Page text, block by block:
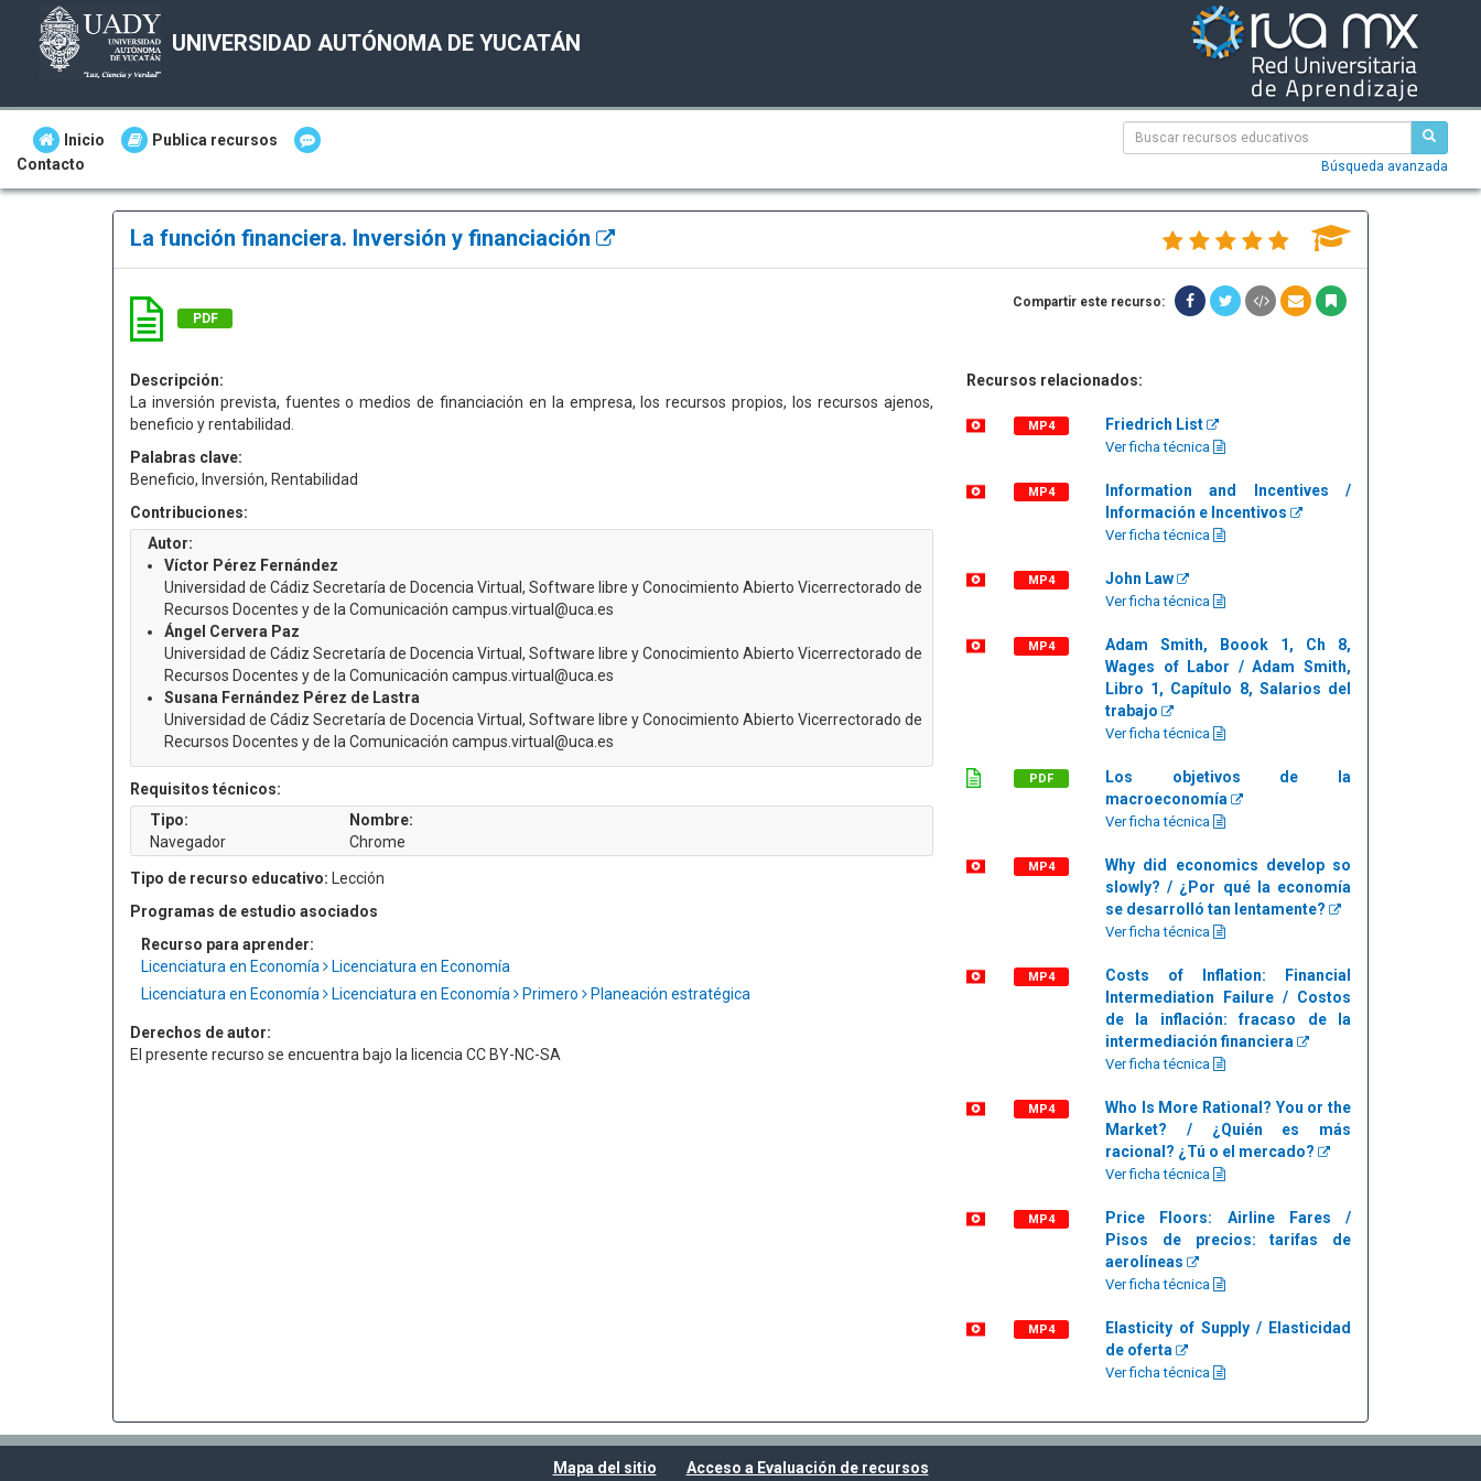
UNIVERSIDAD AUTÓNOMA DE YUCATÁN
Inicio
Publica recursos
Contacto
Búsqueda avanzada
La función financiera. Inversión y financiación
PDF
Compartir este recurso:
Descripción:
La inversión prevista, fuentes o medios de financiación en la empresa, los recursos propios, los recursos ajenos,
beneficio y rentabilidad.
Palabras clave:
Beneficio, Inversión, Rentabilidad
Contribuciones:
Autor:
Víctor Pérez Fernández
Universidad de Cádiz Secretaría de Docencia Virtual, Software libre y Conocimiento Abierto Vicerrectorado de
Recursos Docentes y de la Comunicación campus.virtual@uca.es
Ángel Cervera Paz
Universidad de Cádiz Secretaría de Docencia Virtual, Software libre y Conocimiento Abierto Vicerrectorado de
Recursos Docentes y de la Comunicación campus.virtual@uca.es
Susana Fernández Pérez de Lastra
Universidad de Cádiz Secretaría de Docencia Virtual, Software libre y Conocimiento Abierto Vicerrectorado de
Recursos Docentes y de la Comunicación campus.virtual@uca.es
Requisitos técnicos:
Tipo:
Navegador
Nombre:
Chrome
Tipo de recurso educativo: Lección
Programas de estudio asociados
Recurso para aprender:
Licenciatura en Economía
Licenciatura en Economía
Licenciatura en Economía
Licenciatura en Economía Primero Planeación estratégica
Derechos de autor:
El presente recurso se encuentra bajo la licencia CC BY-NC-SA
Recursos relacionados:
MP4 Friedrich List
Ver ficha técnica
MP4
Information and Incentives /
Información e Incentivos
Ver ficha técnica
MP4 John Law
Ver ficha técnica
MP4
Adam Smith, Boook 1, Ch 8,
Wages of Labor / Adam Smith,
Libro 1, Capítulo 8, Salarios del
trabajo
Ver ficha técnica
PDF
Los objetivos de la
macroeconomía
Ver ficha técnica
MP4
Why did economics develop so
slowly? / ¿Por qué la economía
se desarrolló tan lentamente?
Ver ficha técnica
MP4
Costs of Inflation: Financial
Intermediation Failure / Costos
de la inflación: fracaso de la
intermediación financiera
Ver ficha técnica
MP4
Who Is More Rational? You or the
Market? / ¿Quién es más
racional? ¿Tú o el mercado?
Ver ficha técnica
MP4
Price Floors: Airline Fares /
Pisos de precios: tarifas de
aerolíneas
Ver ficha técnica
MP4
Elasticity of Supply / Elasticidad
de oferta
Ver ficha técnica
Mapa del sitio Acceso a Evaluación de recursos